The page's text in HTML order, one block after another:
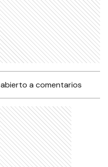
a comentarios